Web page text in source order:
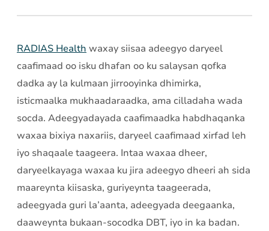
RADIAS Health waxay siisaa adeegyo daryeel
caafimaad oo isku dhafan oo ku salaysan qofka
dadka ay la kulmaan jirrooyinka dhimirka,
isticmaalka mukhaadaraadka, ama cilladaha wada
socda. Adeegyadayada caafimaadka habdhaqanka
waxaa bixiya naxariis, daryeel caafimaad xirfad leh
iyo shaqaale taageera. Intaa waxaa dheer,
daryeelkayaga waxaa ku jira adeegyo dheeri ah sida
maareynta kiisaska, guriyeynta taageerada,
adeegyada guri la’aanta, adeegyada deegaanka,
daaweynta bukaan-socodka DBT, iyo in ka badan.